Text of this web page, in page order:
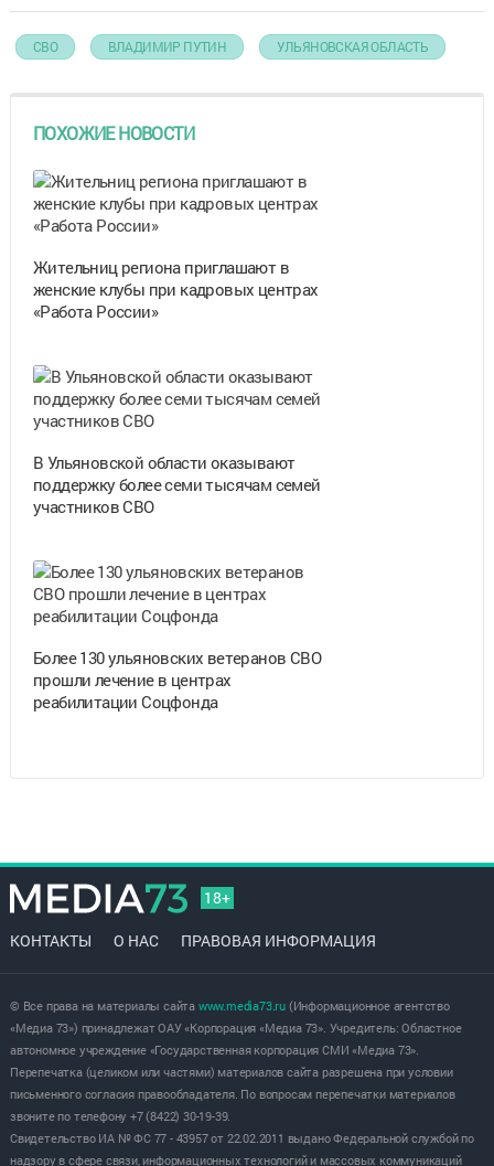
СВО ВЛАДИМИР ПУТИН УЛЬЯНОВСКАЯ ОБЛАСТЬ
ПОХОЖИЕ НОВОСТИ
Жительниц региона приглашают в
женские клубы при кадровых центрах
«Работа России»
В Ульяновской области оказывают
поддержку более семи тысячам семей
участников СВО
Более 130 ульяновских ветеранов СВО
прошли лечение в центрах
реабилитации Соцфонда
18+
КОНТАКТЫ О НАС ПРАВОВАЯ ИНФОРМАЦИЯ
© Все права на материалы сайта www.media73.ru(Информационное агентство
«Медиа 73») принадлежат ОАУ «Корпорация «Медиа 73». Учредитель: Областное
автономное учреждение «Государственная корпорация СМИ «Медиа 73».
Перепечатка (целиком или частями) материалов сайта разрешена при условии
письменного согласия правообладателя. По вопросам перепечатки материалов
звоните по телефону +7 (8422) 30-19-39.
Свидетельство ИА № ФС 77 - 43957 от 22.02.2011 выдано Федеральной службой по
надзору в сфере связи, информационных технологий и массовых коммуникаций